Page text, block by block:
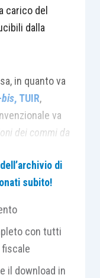
carico del
dalla
in quanto va
bis, TUIR,
va
dei commi da
chiarito che
oneri
del
di
subito!
con tutti
fiscale
il download in